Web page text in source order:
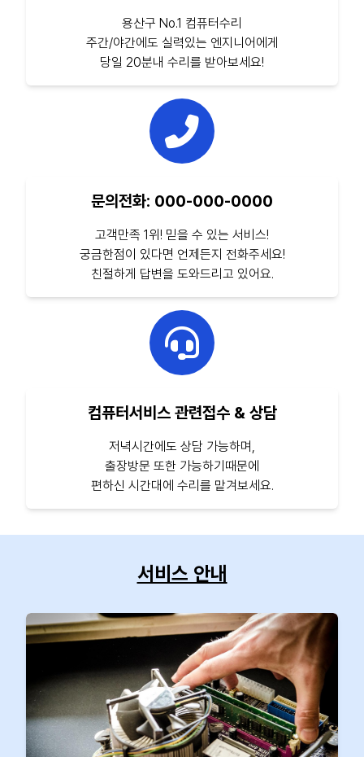
용산구 No.1 컴퓨터수리
주간/야간에도 실력있는 엔지니어에게
당일 20분내 수리를 받아보세요!
문의전화: 000-000-0000
고객만족 1위! 믿을 수 있는 서비스!
궁금한점이 있다면 언제든지 전화주세요!
친절하게 답변을 도와드리고 있어요.
컴퓨터서비스 관련접수 & 상담
저녁시간에도 상담 가능하며,
출장방문 또한 가능하기때문에
편하신 시간대에 수리를 맡겨보세요.
서비스 안내